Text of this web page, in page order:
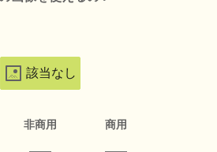
該当なし
非商用 商用